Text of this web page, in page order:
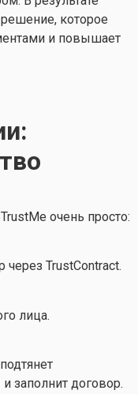
которое
и повышает
очень просто:
TrustContract.
лица.
договор.